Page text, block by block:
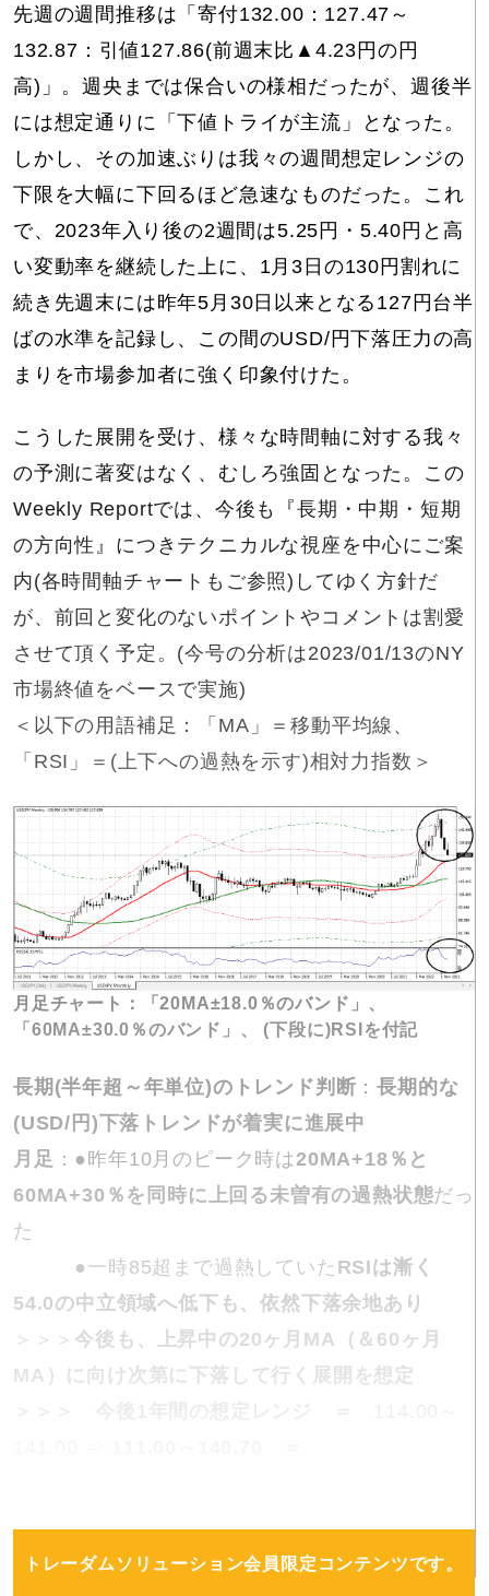
トレーダムソリューション会員限定コンテンツです。
先週の週間推移は「寄付132.00：127.47～
132.87：引値127.86(前週末比▲4.23円の円
高)」。週央までは保合いの様相だったが、週後半
には想定通りに「下値トライが主流」となった。
しかし、その加速ぶりは我々の週間想定レンジの
下限を大幅に下回るほど急速なものだった。これ
で、2023年入り後の2週間は5.25円・5.40円と高
い変動率を継続した上に、1月3日の130円割れに
続き先週末には昨年5月30日以来となる127円台半
ばの水準を記録し、この間のUSD/円下落圧力の高
まりを市場参加者に強く印象付けた。
こうした展開を受け、様々な時間軸に対する我々
の予測に著変はなく、むしろ強固となった。この
Weekly Reportでは、今後も『長期・中期・短期
の方向性』につきテクニカルな視座を中心にご案
内(各時間軸チャートもご参照)してゆく方針だ
が、前回と変化のないポイントやコメントは割愛
させて頂く予定。(今号の分析は2023/01/13のNY
市場終値をベースで実施)
＜以下の用語補足：「MA」＝移動平均線、
「RSI」＝(上下への過熱を示す)相対力指数＞
月足チャート：「20MA±18.0％のバンド」、
「60MA±30.0％のバンド」、 (下段に)RSIを付記
長期(半年超～年単位)のトレンド判断 ：長期的な
(USD/円)下落トレンドが着実に進展中
月足 ：●昨年10月のピーク時は20MA+18％と
60MA+30％を同時に上回る未曽有の過熱状態だっ
た
●一時85超まで過熱していた RSIは漸く
54.0の中立領域へ低下も、依然下落余地あり
＞＞＞ 今後も、上昇中の20ヶ月MA（＆60ヶ月
MA）に向け次第に下落して行く展開を想定